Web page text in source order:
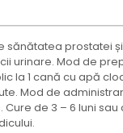
sănătatea prostatei
urinare. Mod de
la 1 cană cu apă
Mod de
de 3 – 6 luni sau